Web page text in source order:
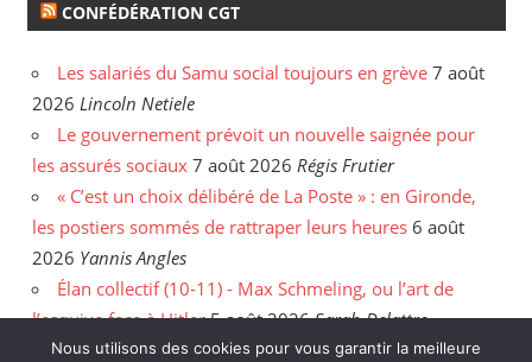
CONFÉDÉRATION CGT
Les salariés du Samu social toujours en grève 7 août
2026 Lincoln Netiele
Le gouvernement prévoit un nouvelle saignée pour
les assurés sociaux 7 août 2026 Régis Frutier
« C’est un choix délibéré de La Poste » : en Gironde,
les postiers sommés de rattraper leurs heures 6 août
2026 Yannis Angles
Élan collectif (10-11) - Max Schmeling, ou l’art de
l’esquive face à Hitler 5 août 2026 Sarah Delattre
Derrière les fermetures de librairies, un secteur en
Nous utilisons des cookies pour vous garantir la meilleure